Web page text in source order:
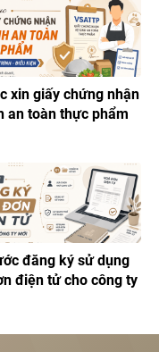
xin giấy chứng nhận
an toàn thực phẩm
đăng ký sử dụng
điện tử cho công ty